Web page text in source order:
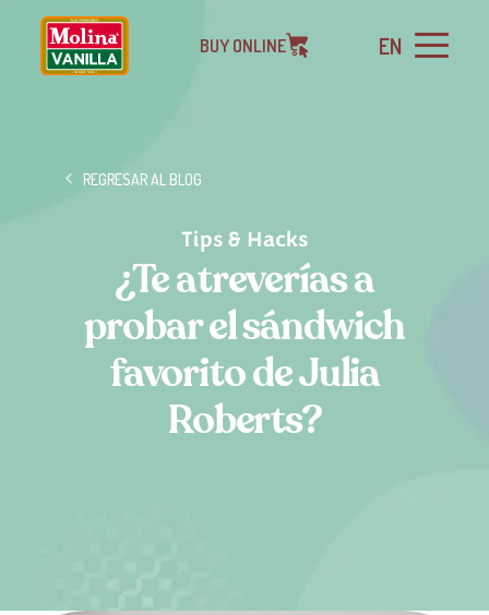
BUY ONLINE EN
REGRESAR AL BLOG
Tips & Hacks
¿Te atreverías a
probar el sándwich
favorito de Julia
Roberts?